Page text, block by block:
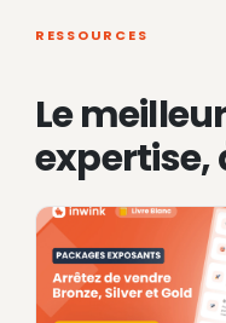
RESSOURCES
Le
expertise,